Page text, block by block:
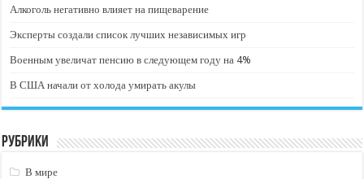
Алкоголь негативно влияет на пищеварение
Эксперты создали список лучших независимых игр
Военным увеличат пенсию в следующем году на 4%
В США начали от холода умирать акулы
Рубрики
В мире